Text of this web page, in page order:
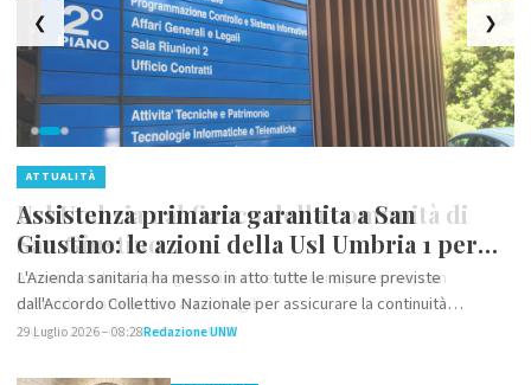
❮ ❯
ATTUALITÀ
Assistenza primaria garantita a San
Giustino: le azioni della Usl Umbria 1 per
tutelare i cittadini
L'Azienda sanitaria ha messo in atto tutte le misure previste
dall'Accordo Collettivo Nazionale per assicurare la continuità
dell'assistenza sanitaria nel Comune
29 Luglio 2026 – 08:28Redazione UNW